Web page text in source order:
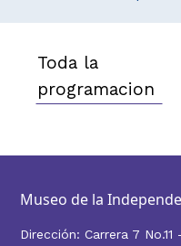
Toda la
programacion
Museo de la
Dirección: Carrera 7